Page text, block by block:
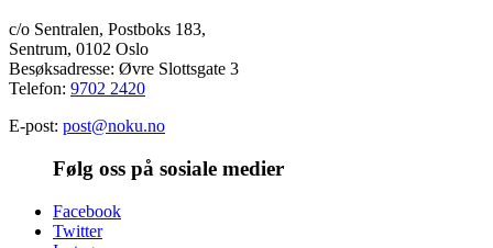
c/o Sentralen, Postboks 183,
Sentrum, 0102 Oslo
Besøksadresse: Øvre Slottsgate 3
Telefon: 9702 2420
E-post: post@noku.no
Følg oss på sosiale medier
Facebook
Twitter